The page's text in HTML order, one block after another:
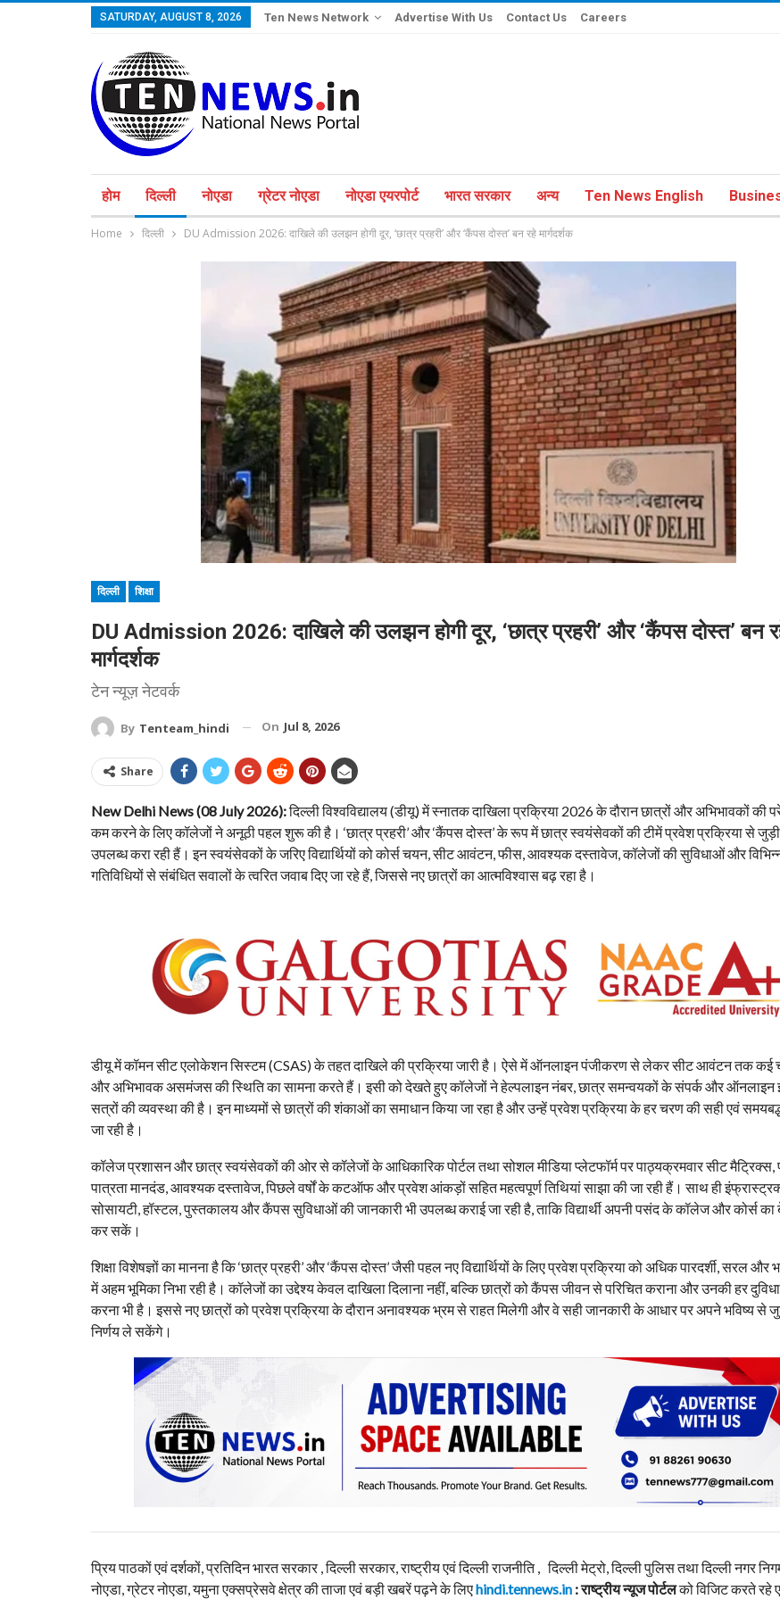
SATURDAY, AUGUST 8, 2026 Ten News Network Advertise With Us Contact Us Careers
होम दिल्ली नोएडा ग्रेटर नोएडा नोएडा एयरपोर्ट भारत सरकार अन्य Ten News English
Home दिल्ली DU Admission 2026: दाखिले की उलझन होगी दूर, ‘छात्र प्रहरी’ और ‘कैंपस दोस्त’ बन रहे मार्गदर्शक
दिल्ली शिक्षा
DU Admission 2026: दाखिले की उलझन होगी दूर, ‘छात्र प्रहरी’ और ‘कैंपस दोस्त’ बन
मार्गदर्शक
टेन न्यूज़ नेटवर्क
By Tenteam_hindi On Jul 8, 2026
Share
New Delhi News (08 July 2026):दिल्ली विश्वविद्यालय (डीयू) में स्नातक दाखिला प्रक्रिया 2026 के दौरान छात्रों और अभिभावकों की
कम करने के लिए कॉलेजों ने अनूठी पहल शुरू की है। ‘छात्र प्रहरी’ और ‘कैंपस दोस्त’ के रूप में छात्र स्वयंसेवकों की टीमें प्रवेश प्रक्रिया से जुड़ी
उपलब्ध करा रही हैं। इन स्वयंसेवकों के जरिए विद्यार्थियों को कोर्स चयन, सीट आवंटन, फीस, आवश्यक दस्तावेज, कॉलेजों की सुविधाओं और
गतिविधियों से संबंधित सवालों के त्वरित जवाब दिए जा रहे हैं, जिससे नए छात्रों का आत्मविश्वास बढ़ रहा है।
डीयू में कॉमन सीट एलोकेशन सिस्टम (CSAS) के तहत दाखिले की प्रक्रिया जारी है। ऐसे में ऑनलाइन पंजीकरण से लेकर सीट आवंटन तक कई
और अभिभावक असमंजस की स्थिति का सामना करते हैं। इसी को देखते हुए कॉलेजों ने हेल्पलाइन नंबर, छात्र समन्वयकों के संपर्क और ऑनलाइन
सत्रों की व्यवस्था की है। इन माध्यमों से छात्रों की शंकाओं का समाधान किया जा रहा है और उन्हें प्रवेश प्रक्रिया के हर चरण की सही एवं
जा रही है।
कॉलेज प्रशासन और छात्र स्वयंसेवकों की ओर से कॉलेजों के आधिकारिक पोर्टल तथा सोशल मीडिया प्लेटफॉर्म पर पाठ्यक्रमवार सीट मैट्रिक्स,
पात्रता मानदंड, आवश्यक दस्तावेज, पिछले वर्षों के कटऑफ और प्रवेश आंकड़ों सहित महत्वपूर्ण तिथियां साझा की जा रही हैं। साथ ही
सोसायटी, हॉस्टल, पुस्तकालय और कैंपस सुविधाओं की जानकारी भी उपलब्ध कराई जा रही है, ताकि विद्यार्थी अपनी पसंद के कॉलेज और कोर्स
कर सकें।
शिक्षा विशेषज्ञों का मानना है कि ‘छात्र प्रहरी’ और ‘कैंपस दोस्त’ जैसी पहल नए विद्यार्थियों के लिए प्रवेश प्रक्रिया को अधिक पारदर्शी, सरल और
में अहम भूमिका निभा रही है। कॉलेजों का उद्देश्य केवल दाखिला दिलाना नहीं, बल्कि छात्रों को कैंपस जीवन से परिचित कराना और उनकी हर
करना भी है। इससे नए छात्रों को प्रवेश प्रक्रिया के दौरान अनावश्यक भ्रम से राहत मिलेगी और वे सही जानकारी के आधार पर अपने भविष्य से
निर्णय ले सकेंगे।
प्रिय पाठकों एवं दर्शकों, प्रतिदिन भारत सरकार , दिल्ली सरकार, राष्ट्रीय एवं दिल्ली राजनीति , दिल्ली मेट्रो, दिल्ली पुलिस तथा दिल्ली नगर
नोएडा, ग्रेटर नोएडा, यमुना एक्सप्रेसवे क्षेत्र की ताजा एवं बड़ी खबरें पढ़ने के लिएhindi.tennews.in : राष्ट्रीय न्यूज पोर्टलको विजिट करते रहे